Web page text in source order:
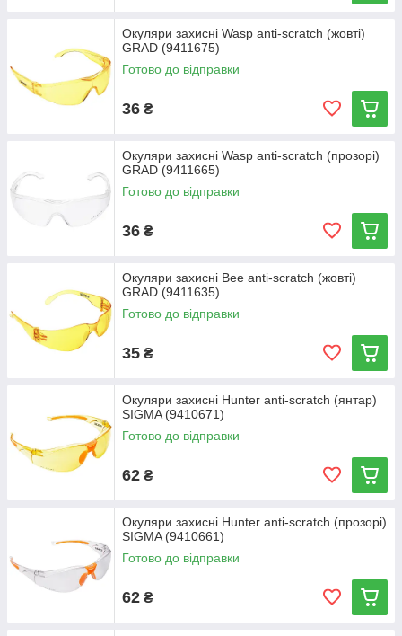
Окуляри захисні Wasp anti-scratch (жовті)
GRAD (9411675)
Готово до відправки
36 ₴
Окуляри захисні Wasp anti-scratch (прозорі)
GRAD (9411665)
Готово до відправки
36 ₴
Окуляри захисні Bee anti-scratch (жовті)
GRAD (9411635)
Готово до відправки
35 ₴
Окуляри захисні Hunter anti-scratch (янтар)
SIGMA (9410671)
Готово до відправки
62 ₴
Окуляри захисні Hunter anti-scratch (прозорі)
SIGMA (9410661)
Готово до відправки
62 ₴